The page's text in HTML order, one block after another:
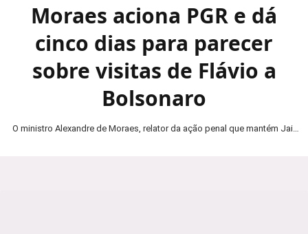
Moraes aciona PGR e dá
cinco dias para parecer
sobre visitas de Flávio a
Bolsonaro
O ministro Alexandre de Moraes, relator da ação penal que mantém Jair